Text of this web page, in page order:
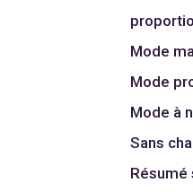
Mode
Mode
Mode à
Sans